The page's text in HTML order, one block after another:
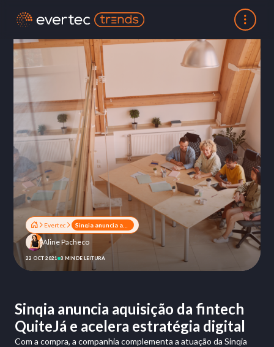
Evertec
Aline Pacheco
22 OCT 2021 3 MIN DE LEITURA
Sinqia anuncia aquisição da fintech
QuiteJá e acelera estratégia digital
Com a compra, a companhia complementa a atuação da Sinqia